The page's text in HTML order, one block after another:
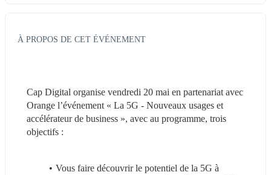
À PROPOS DE CET ÉVÉNEMENT
Cap Digital organise vendredi 20 mai en partenariat avec
Orange l’événement « La 5G - Nouveaux usages et
accélérateur de business », avec au programme, trois
objectifs :
Vous faire découvrir le potentiel de la 5G à